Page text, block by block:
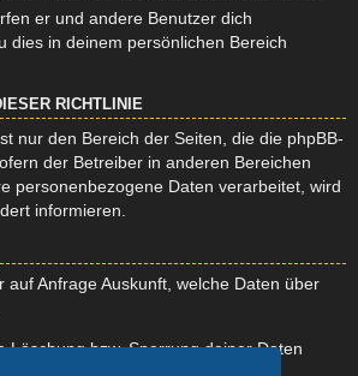
er und andere Benutzer dich
dies in deinem persönlichen Bereich
RICHTLINIE
nur den Bereich der Seiten, die die phpBB-
der Betreiber in anderen Bereichen
personenbezogene Daten verarbeitet, wird
informieren.
auf Anfrage Auskunft, welche Daten über
Löschung bzw. Sperrung deiner Daten